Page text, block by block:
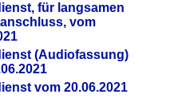
für langsamen
vom
(Audiofassung)
vom 20.06.2021